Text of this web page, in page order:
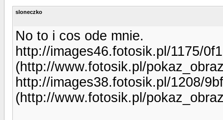
sloneczko
No to i cos ode mnie.
http://images46.fotosik.pl/1175/
(http://www.fotosik.pl/
http://images38.fotosik.pl/1208/
(http://www.fotosik.pl/